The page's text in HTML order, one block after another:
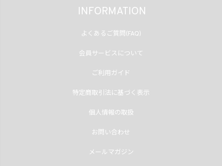
INFORMATION
よくあるご質問(FAQ)
会員サービスについて
ご利用ガイド
特定商取引法に基づく表示
個人情報の取扱
お問い合わせ
メールマガジン